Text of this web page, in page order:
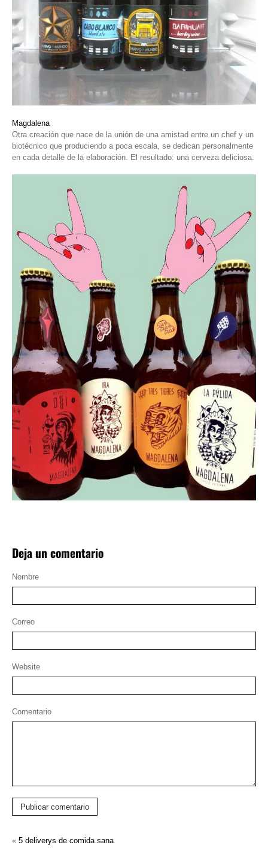
Magdalena
Otra creación que nace de la unión de una amistad entre un chef y un
biotécnico que produciendo a poca escala, se dedican personalmente
en cada detalle de la elaboración. El resultado: una cerveza deliciosa.
Deja un comentario
Nombre
Correo
Website
Comentario
Publicar comentario
« 5 deliverys de comida sana